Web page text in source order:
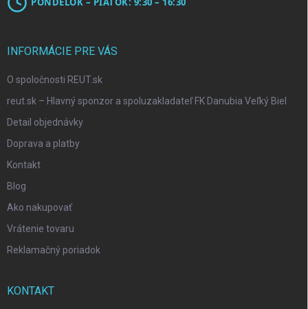
INFORMÁCIE PRE VÁS
O spoločnosti REUT.sk
reut.sk – Hlavný sponzor a spoluzakladateľ FK Danubia Veľký Biel
Detail objednávky
Doprava a platby
Kontakt
Blog
Ako nakupovať
Vrátenie tovaru
Reklamačný poriadok
KONTAKT